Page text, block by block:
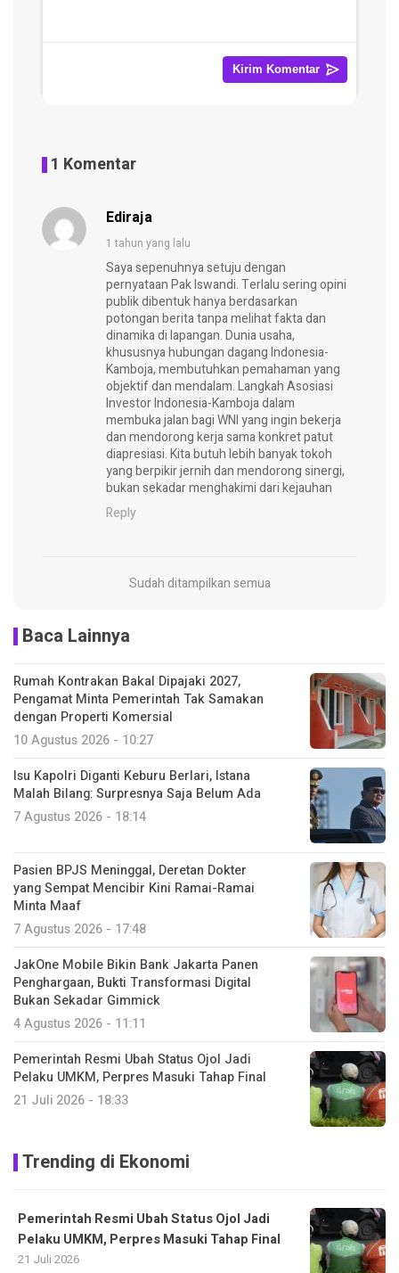
1 Komentar
Ediraja
1 tahun yang lalu
Saya sepenuhnya setuju dengan
pernyataan Pak Iswandi. Terlalu sering opini
publik dibentuk hanya berdasarkan
potongan berita tanpa melihat fakta dan
dinamika di lapangan. Dunia usaha,
khususnya hubungan dagang Indonesia-
Kamboja, membutuhkan pemahaman yang
objektif dan mendalam. Langkah Asosiasi
Investor Indonesia-Kamboja dalam
membuka jalan bagi WNI yang ingin bekerja
dan mendorong kerja sama konkret patut
diapresiasi. Kita butuh lebih banyak tokoh
yang berpikir jernih dan mendorong sinergi,
bukan sekadar menghakimi dari kejauhan
Reply
Sudah ditampilkan semua
Baca Lainnya
Rumah Kontrakan Bakal Dipajaki 2027,
Pengamat Minta Pemerintah Tak Samakan
dengan Properti Komersial
10 Agustus 2026 - 10:27
Isu Kapolri Diganti Keburu Berlari, Istana
Malah Bilang: Surpresnya Saja Belum Ada
7 Agustus 2026 - 18:14
Pasien BPJS Meninggal, Deretan Dokter
yang Sempat Mencibir Kini Ramai-Ramai
Minta Maaf
7 Agustus 2026 - 17:48
JakOne Mobile Bikin Bank Jakarta Panen
Penghargaan, Bukti Transformasi Digital
Bukan Sekadar Gimmick
4 Agustus 2026 - 11:11
Pemerintah Resmi Ubah Status Ojol Jadi
Pelaku UMKM, Perpres Masuki Tahap Final
21 Juli 2026 - 18:33
Trending di Ekonomi
Pemerintah Resmi Ubah Status Ojol Jadi
Pelaku UMKM, Perpres Masuki Tahap Final
21 Juli 2026